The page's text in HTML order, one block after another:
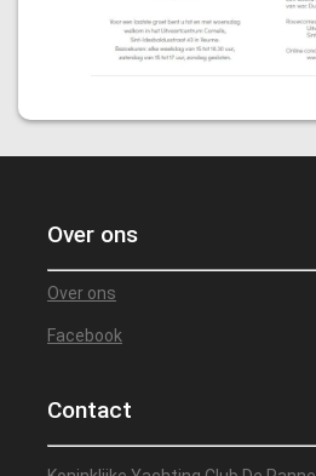
Over ons
Over ons
Facebook
Contact